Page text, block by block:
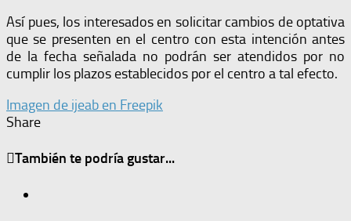
Así pues, los interesados en solicitar cambios de optativa
que se presenten en el centro con esta intención antes
de la fecha señalada no podrán ser atendidos por no
cumplir los plazos establecidos por el centro a tal efecto.
Imagen de ijeab en Freepik
Share
También te podría gustar...